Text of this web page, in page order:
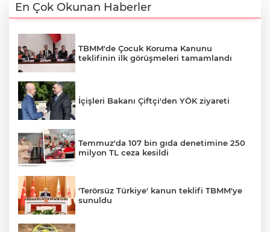
En Çok Okunan Haberler
TBMM'de Çocuk Koruma Kanunu
teklifinin ilk görüşmeleri tamamlandı
İçişleri Bakanı Çiftçi'den YÖK ziyareti
Temmuz'da 107 bin gıda denetimine 250
milyon TL ceza kesildi
'Terörsüz Türkiye' kanun teklifi TBMM'ye
sunuldu